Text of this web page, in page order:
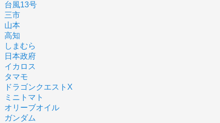
台風13号
三市
山本
高知
しまむら
日本政府
イカロス
タマモ
ドラゴンクエストX
ミニトマト
オリーブオイル
ガンダム